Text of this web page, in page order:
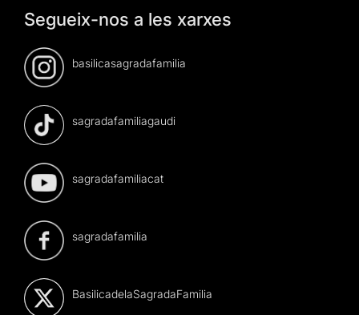
Segueix-nos a les xarxes
basilicasagradafamilia
sagradafamiliagaudi
sagradafamiliacat
sagradafamilia
BasilicadelaSagradaFamilia